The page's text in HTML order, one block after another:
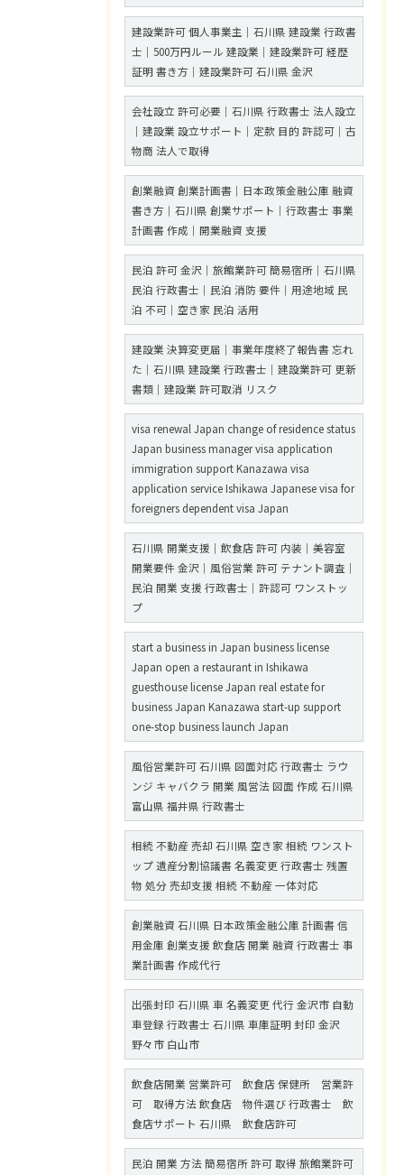
建設業許可 個人事業主｜石川県 建設業 行政書
士｜500万円ルール 建設業｜建設業許可 経歴
証明 書き方｜建設業許可 石川県 金沢
会社設立 許可必要｜石川県 行政書士 法人設立
｜建設業 設立サポート｜定款 目的 許認可｜古
物商 法人で取得
創業融資 創業計画書｜日本政策金融公庫 融資
書き方｜石川県 創業サポート｜行政書士 事業
計画書 作成｜開業融資 支援
民泊 許可 金沢｜旅館業許可 簡易宿所｜石川県
民泊 行政書士｜民泊 消防 要件｜用途地域 民
泊 不可｜空き家 民泊 活用
建設業 決算変更届｜事業年度終了報告書 忘れ
た｜石川県 建設業 行政書士｜建設業許可 更新
書類｜建設業 許可取消 リスク
visa renewal Japan change of residence status
Japan business manager visa application
immigration support Kanazawa visa
application service Ishikawa Japanese visa for
foreigners dependent visa Japan
石川県 開業支援｜飲食店 許可 内装｜美容室
開業要件 金沢｜風俗営業 許可 テナント調査｜
民泊 開業 支援 行政書士｜許認可 ワンストッ
プ
start a business in Japan business license
Japan open a restaurant in Ishikawa
guesthouse license Japan real estate for
business Japan Kanazawa start-up support
one-stop business launch Japan
風俗営業許可 石川県 図面対応 行政書士 ラウ
ンジ キャバクラ 開業 風営法 図面 作成 石川県
富山県 福井県 行政書士
相続 不動産 売却 石川県 空き家 相続 ワンスト
ップ 遺産分割協議書 名義変更 行政書士 残置
物 処分 売却支援 相続 不動産 一体対応
創業融資 石川県 日本政策金融公庫 計画書 信
用金庫 創業支援 飲食店 開業 融資 行政書士 事
業計画書 作成代行
出張封印 石川県 車 名義変更 代行 金沢市 自動
車登録 行政書士 石川県 車庫証明 封印 金沢
野々市 白山市
飲食店開業 営業許可 飲食店 保健所 営業許
可 取得方法 飲食店 物件選び 行政書士 飲
食店サポート 石川県 飲食店許可
民泊 開業 方法 簡易宿所 許可 取得 旅館業許可